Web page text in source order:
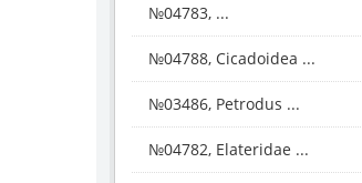
№04783, ...
№04788, Cicadoidea ...
№03486, Petrodus ...
№04782, Elateridae ...